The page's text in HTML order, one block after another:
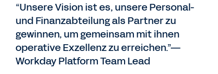
“Unsere Vision ist es, unsere Personal-
und Finanzabteilung als Partner zu
gewinnen, um gemeinsam mit ihnen
operative Exzellenz zu erreichen.”—
Workday Platform Team Lead